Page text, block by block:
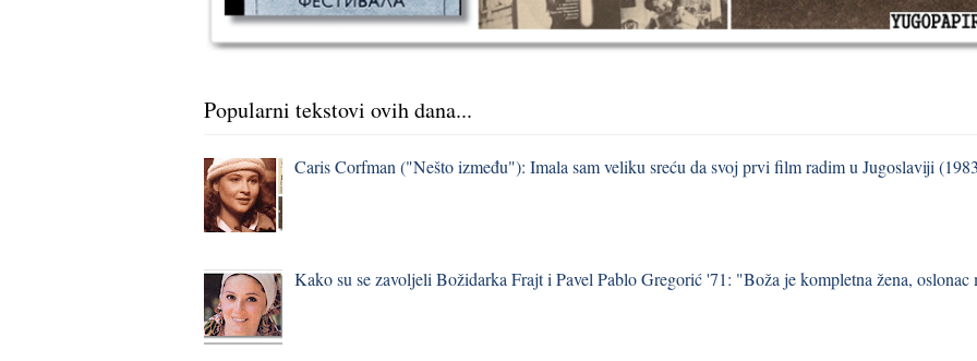
Popularni tekstovi ovih dana...
Caris Corfman ("Nešto između"): Imala sam veliku sreću da svoj prvi film radim u Jugoslaviji
Kako su se zavoljeli Božidarka Frajt i Pavel Pablo Gregorić '71: "Boža je kompletna žena,